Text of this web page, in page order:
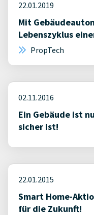
22.01.2019
Mit
Lebenszyklus
PropTech
02.11.2016
Ein Gebäude ist
sicher ist!
22.01.2015
Smart Home-
für die Zukunft!